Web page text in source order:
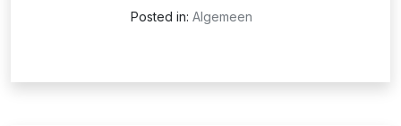
Posted in: Algemeen